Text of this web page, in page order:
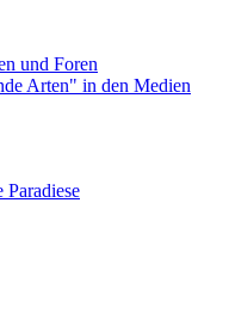
und Foren
Arten" in den Medien
Paradiese